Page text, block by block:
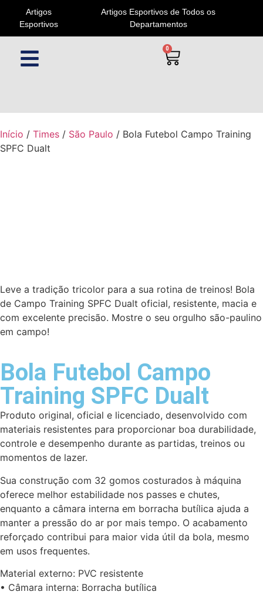
Artigos
Esportivos
Artigos Esportivos de Todos os
Departamentos
0
Início / Times / São Paulo / Bola Futebol Campo Training
SPFC Dualt
Leve a tradição tricolor para a sua rotina de treinos! Bola
de Campo Training SPFC Dualt oficial, resistente, macia e
com excelente precisão. Mostre o seu orgulho são-paulino
em campo!
Bola Futebol Campo
Training SPFC Dualt
Produto original, oficial e licenciado, desenvolvido com
materiais resistentes para proporcionar boa durabilidade,
controle e desempenho durante as partidas, treinos ou
momentos de lazer.
Sua construção com 32 gomos costurados à máquina
oferece melhor estabilidade nos passes e chutes,
enquanto a câmara interna em borracha butílica ajuda a
manter a pressão do ar por mais tempo. O acabamento
reforçado contribui para maior vida útil da bola, mesmo
em usos frequentes.
Material externo: PVC resistente
• Câmara interna: Borracha butílica